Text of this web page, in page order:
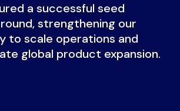
a successful seed
strengthening our
to scale operations and
global product expansion.